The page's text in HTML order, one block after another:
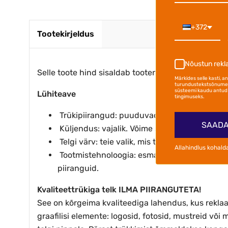
Tootekirjeldus
Selle toote hind sisaldab tootenimetuses
Lühiteave
Trükipiirangud: puuduvad – teostame kõik
Küljendus: vajalik. Võime saata teabe teie
Telgi värv: teie valik, mis tahes värv meie
Tootmistehnoloogia: esmalt trükitakse
piiranguid.
Kvaliteettrükiga telk ILMA PIIRANGUTETA!
See on kõrgeima kvaliteediga lahendus, kus
graafilisi elemente: logosid, fotosid, mustreid või
+372
Nõustun
Märkides selle kasti,
süsteemi kaudu
tingimuseks.
Allahindlus